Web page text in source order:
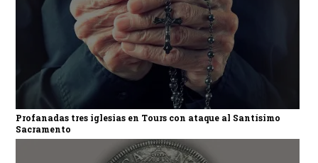
Profanadas tres iglesias en Tours con ataque al Santísimo
Sacramento